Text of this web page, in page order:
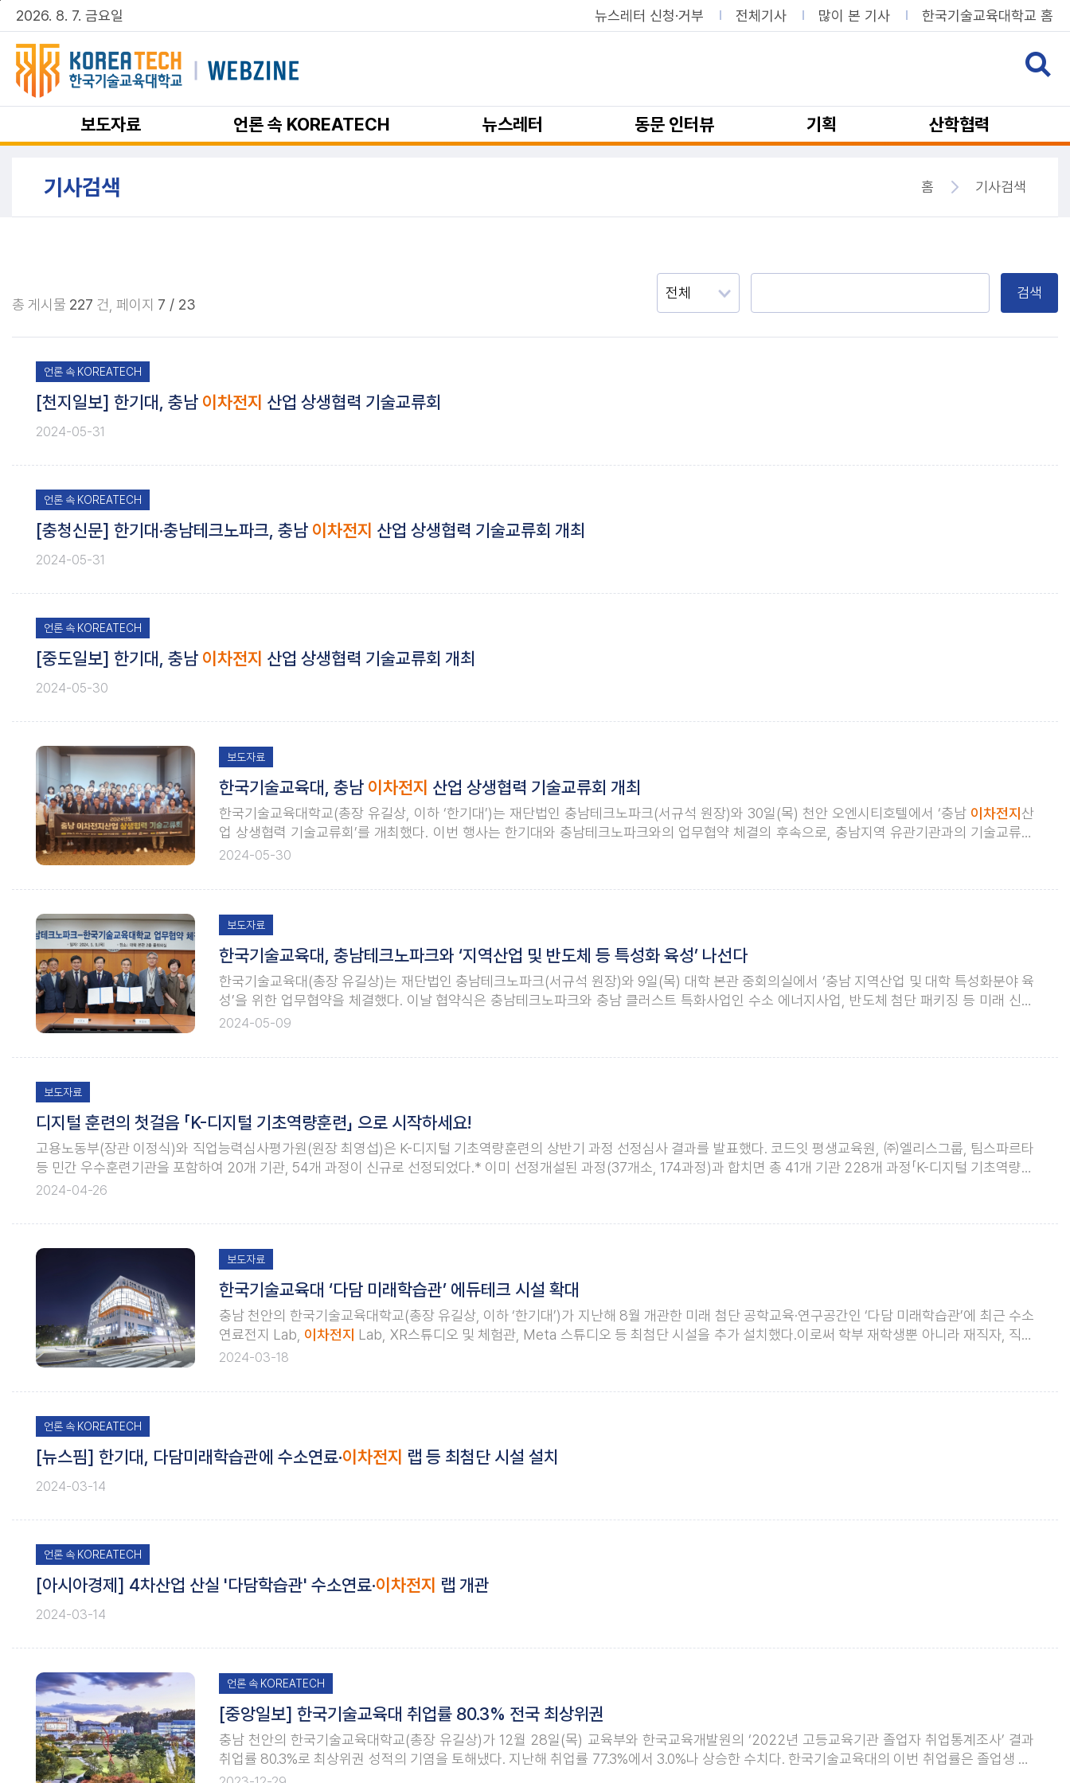
주메뉴 바로가기
본문 바로가기
2026. 8. 7. 금요일 뉴스레터 신청·거부 전체기사 많이 본 기사 한국기술교육대학교 홈
보도자료 언론 속 KOREATECH 뉴스레터 동문 인터뷰 기획 산학협력
기사검색 홈 기사검색
총 게시물 227 건, 페이지 7 / 23
검색
언론 속 KOREATECH
[천지일보] 한기대, 충남 이차전지 산업 상생협력 기술교류회
2024-05-31
언론 속 KOREATECH
[충청신문] 한기대·충남테크노파크, 충남 이차전지 산업 상생협력 기술교류회 개최
2024-05-31
언론 속 KOREATECH
[중도일보] 한기대, 충남 이차전지 산업 상생협력 기술교류회 개최
2024-05-30
보도자료
한국기술교육대, 충남 이차전지 산업 상생협력 기술교류회 개최
한국기술교육대학교(총장 유길상, 이하 ‘한기대’)는 재단법인 충남테크노파크(서규석 원장)와 30일(목) 천안 오엔시티호텔에서 ‘충남 이차전지 산
업 상생협력 기술교류회’를 개최했다. 이번 행사는 한기대와 충남테크노파크와의 업무협약 체결의 후속으로, 충남지역 유관기관과의 기술교류회
를 통해 지역 네트워크 기반을 마련하고 혁신기업들의 적극적인 활동 촉진과 기업경쟁력 강화를 위해 마련됐다. 이날 행사에는 충청남도 산업경제
2024-05-30
보도자료
한국기술교육대, 충남테크노파크와 ‘지역산업 및 반도체 등 특성화 육성’ 나선다
한국기술교육대(총장 유길상)는 재단법인 충남테크노파크(서규석 원장)와 9일(목) 대학 본관 중회의실에서 ‘충남 지역산업 및 대학 특성화분야 육
성’을 위한 업무협약을 체결했다. 이날 협약식은 충남테크노파크와 충남 클러스트 특화사업인 수소 에너지사업, 반도체 첨단 패키징 등 미래 신사
업, 그리고 한국기술교육대 특성화 사업인 반도체·디스플레이, 친환경·자율차(수소에너지,
2024-05-09
보도자료
디지털 훈련의 첫걸음 「K-디지털 기초역량훈련」 으로 시작하세요!
고용노동부(장관 이정식)와 직업능력심사평가원(원장 최영섭)은 K-디지털 기초역량훈련의 상반기 과정 선정심사 결과를 발표했다. 코드잇 평생교육원, ㈜엘리스그룹, 팀스파르타
등 민간 우수훈련기관을 포함하여 20개 기관, 54개 과정이 신규로 선정되었다.* 이미 선정개설된 과정(37개소, 174과정)과 합치면 총 41개 기관 228개 과정「K-디지털 기초역량훈
련」은 디지털 역량 부족으로 취업 또는 업무 적응에 어려움을 겪는 구직자 및 재직자를 대상으로 디지털 기초훈련을 지원하는 사업이다. 주로 코딩, 빅데이터 등 디지털신기술 분
2024-04-26
보도자료
한국기술교육대 ‘다담 미래학습관’ 에듀테크 시설 확대
충남 천안의 한국기술교육대학교(총장 유길상, 이하 ‘한기대’)가 지난해 8월 개관한 미래 첨단 공학교육·연구공간인 ‘다담 미래학습관’에 최근 수소
연료전지 Lab, 이차전지 Lab, XR스튜디오 및 체험관, Meta 스튜디오 등 최첨단 시설을 추가 설치했다.이로써 학부 재학생뿐 아니라 재직자, 직업
훈련교사 대상의 4차 산업혁명 시대에 필요한 첨단 공학기술 교육이 한층 더 업그레이드될 전망이다. ※ 다담 미래학습관은?창의적사고와 도전정
2024-03-18
언론 속 KOREATECH
[뉴스핌] 한기대, 다담미래학습관에 수소연료·이차전지 랩 등 최첨단 시설 설치
2024-03-14
언론 속 KOREATECH
[아시아경제] 4차산업 산실 '다담학습관' 수소연료·이차전지 랩 개관
2024-03-14
언론 속 KOREATECH
[중앙일보] 한국기술교육대 취업률 80.3% 전국 최상위권
충남 천안의 한국기술교육대학교(총장 유길상)가 12월 28일(목) 교육부와 한국교육개발원의 ‘2022년 고등교육기관 졸업자 취업통계조사’ 결과
취업률 80.3%로 최상위권 성적의 기염을 토해냈다. 지난해 취업률 77.3%에서 3.0%나 상승한 수치다. 한국기술교육대의 이번 취업률은 졸업생 50
0명 이상 4년제 대학 기준, 지난해 5위에서 2위로 등극한 성과이며, ‘전국 취업률 1위 대학’ 명성에 다시 한발짝 다가섰다. 한국기술교육대는 2015